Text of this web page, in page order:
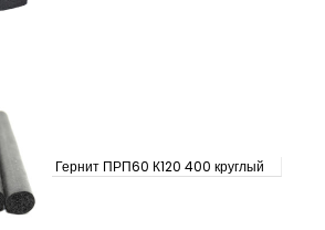
Гернит ПРП60 К120 400 круглый